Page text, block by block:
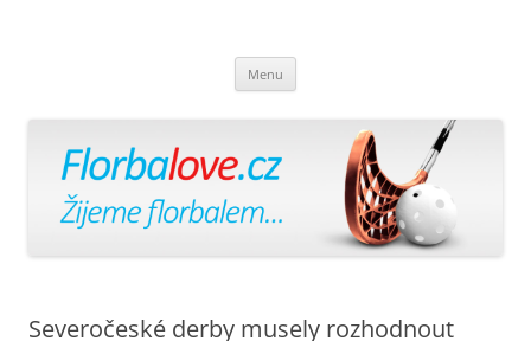
Menu
webu
Severočeské derby musely rozhodnout